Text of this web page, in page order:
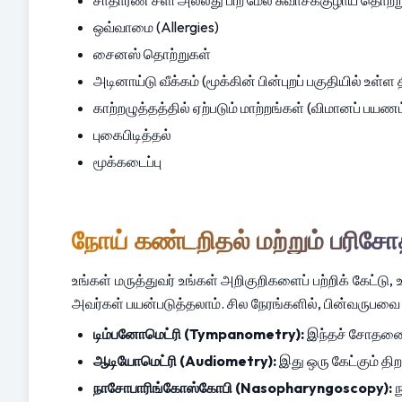
ஒவ்வாமை (Allergies)
சைனஸ் தொற்றுகள்
அடினாய்டு வீக்கம் (மூக்கின் பின்புறப் பகுதியில் உள்ள
காற்றழுத்தத்தில் ஏற்படும் மாற்றங்கள் (விமானப்
புகைபிடித்தல்
மூக்கடைப்பு
நோய் கண்டறிதல் மற்றும்
உங்கள் மருத்துவர் உங்கள் அறிகுறிகளைப் பற்றிக் கேட்டு,
அவர்கள் பயன்படுத்தலாம். சில நேரங்களில்,
டிம்பனோமெட்ரி (Tympanometry): இந்தச் சோதனை
ஆடியோமெட்ரி (Audiometry): இது ஒரு கேட்கும்
நாசோபாரிங்கோஸ்கோபி (Nasopharyngoscopy):